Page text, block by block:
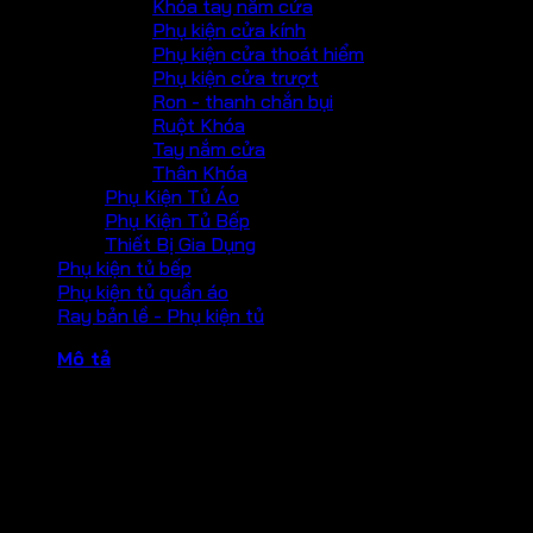
Khóa tay nắm cửa
Phụ kiện cửa kính
Phụ kiện cửa thoát hiểm
Phụ kiện cửa trượt
Ron - thanh chắn bụi
Ruột Khóa
Tay nắm cửa
Thân Khóa
Phụ Kiện Tủ Áo
Phụ Kiện Tủ Bếp
Thiết Bị Gia Dụng
Phụ kiện tủ bếp
Phụ kiện tủ quần áo
Ray bản lề - Phụ kiện tủ
Mô tả